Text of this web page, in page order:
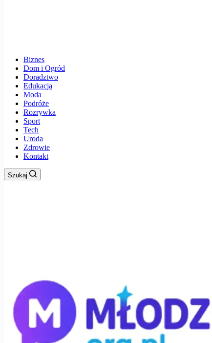
Biznes
Dom i Ogród
Doradztwo
Edukacja
Moda
Podróże
Rozrywka
Sport
Tech
Uroda
Zdrowie
Kontakt
Szukaj